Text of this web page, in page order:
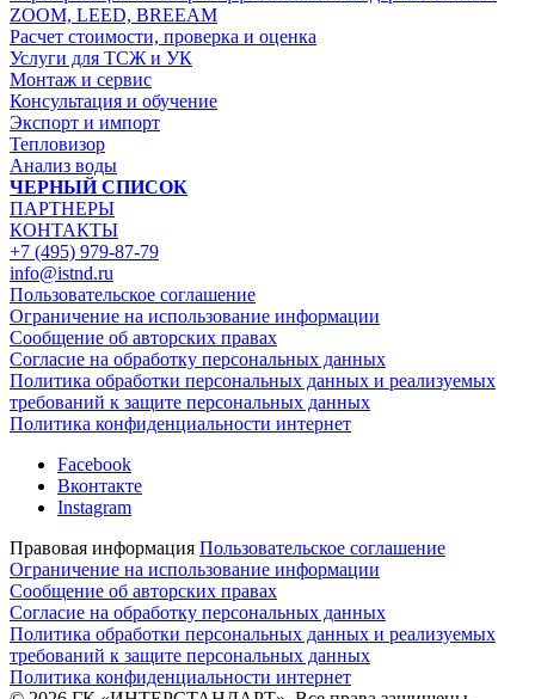
ZOOM, LEED, BREEAM
Расчет стоимости, проверка и оценка
Услуги для ТСЖ и УК
Монтаж и сервис
Консультация и обучение
Экспорт и импорт
Тепловизор
Анализ воды
ЧЕРНЫЙ СПИСОК
ПАРТНЕРЫ
КОНТАКТЫ
+7 (495) 979-87-79
info@istnd.ru
Пользовательское соглашение
Ограничение на использование информации
Сообщение об авторских правах
Согласие на обработку персональных данных
Политика обработки персональных данных и реализуемых
требований к защите персональных данных
Политика конфиденциальности интернет
Facebook
Вконтакте
Instagram
Правовая информация Пользовательское соглашение
Ограничение на использование информации
Сообщение об авторских правах
Согласие на обработку персональных данных
Политика обработки персональных данных и реализуемых
требований к защите персональных данных
Политика конфиденциальности интернет